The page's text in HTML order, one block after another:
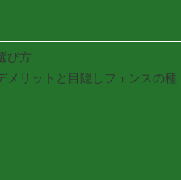
び方
メリットと目隠しフェンスの種